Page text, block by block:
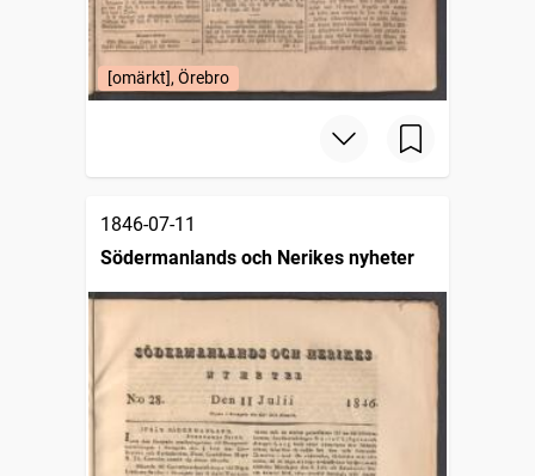
[omärkt], Örebro
1846-07-11
Södermanlands och Nerikes nyheter